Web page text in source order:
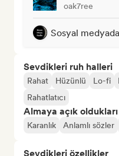
oak7ree
Sosyal medyada
Sevdikleri ruh halleri
Rahat Hüzünlü Lo-fi
Rahatlatıcı
Almaya açık
Karanlık Anlamlı sözler
Sevdikleri özellikler